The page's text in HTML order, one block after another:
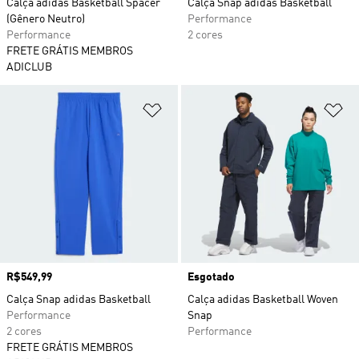
Calça adidas Basketball Spacer
(Gênero Neutro)
Performance
FRETE GRÁTIS MEMBROS
ADICLUB
Calça Snap adidas Basketball
Performance
2 cores
Adicionar à Lista de Desejos
Preço
R$549,99
Calça Snap adidas Basketball
Performance
2 cores
FRETE GRÁTIS MEMBROS
Esgotado
Calça adidas Basketball Woven
Snap
Performance